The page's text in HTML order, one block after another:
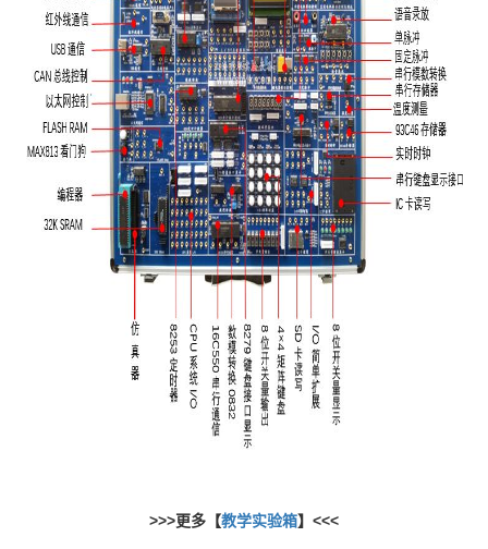
>>>更多 【教学实验箱】<<<